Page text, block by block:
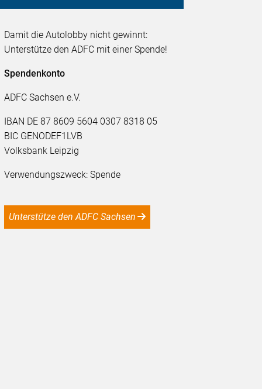
Damit die Autolobby nicht gewinnt:
Unterstütze den ADFC mit einer Spende!
Spendenkonto
ADFC Sachsen e.V.
IBAN DE 87 8609 5604 0307 8318 05
BIC GENODEF1LVB
Volksbank Leipzig
Verwendungszweck: Spende
Unterstütze den ADFC Sachsen